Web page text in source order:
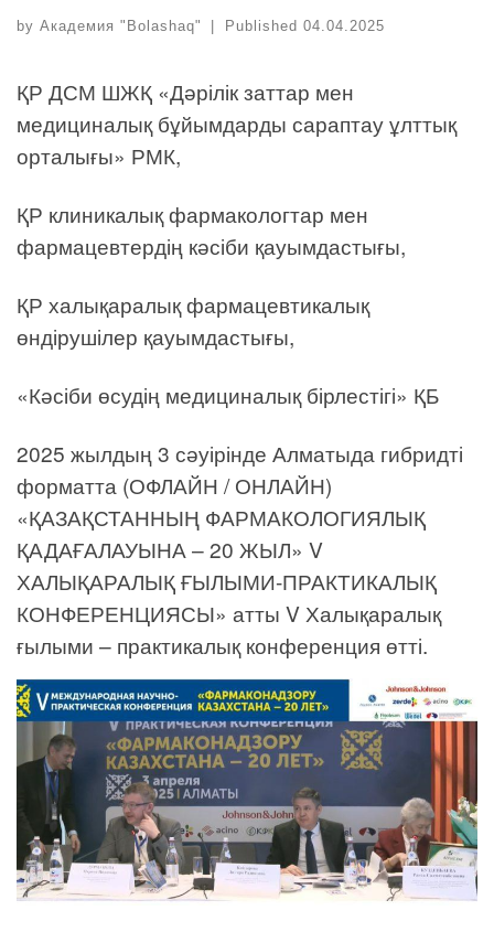
by Академия "Bolashaq" | Published 04.04.2025
ҚР ДСМ ШЖҚ «Дәрілік заттар мен
медициналық бұйымдарды сараптау ұлттық
орталығы» РМК,
ҚР клиникалық фармакологтар мен
фармацевтердің кәсіби қауымдастығы,
ҚР халықаралық фармацевтикалық
өндірушілер қауымдастығы,
«Кәсіби өсудің медициналық бірлестігі» ҚБ
2025 жылдың 3 сәуірінде Алматыда гибридті
форматта (ОФЛАЙН / ОНЛАЙН)
«ҚАЗАҚСТАННЫҢ ФАРМАКОЛОГИЯЛЫҚ
ҚАДАҒАЛАУЫНА – 20 ЖЫЛ» V
ХАЛЫҚАРАЛЫҚ ҒЫЛЫМИ-ПРАКТИКАЛЫҚ
КОНФЕРЕНЦИЯСЫ» атты V Халықаралық
ғылыми – практикалық конференция өтті.